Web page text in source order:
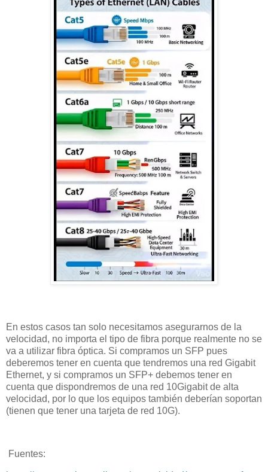
En estos casos tan solo necesitamos asegurarnos de la
velocidad, no importa el tipo de fibra porque realmente no se
va a utilizar fibra óptica. Si compramos un SFP pues
deberemos tener en cuenta que tendremos una red Gigabit
Ethernet, y si compramos un SFP+ debemos tener en
cuenta que dispondremos de una red 10Gigabit de alta
velocidad, por lo que los equipos también deberían soportan
(tienen que tener una tarjeta de red 10G).
Fuentes: